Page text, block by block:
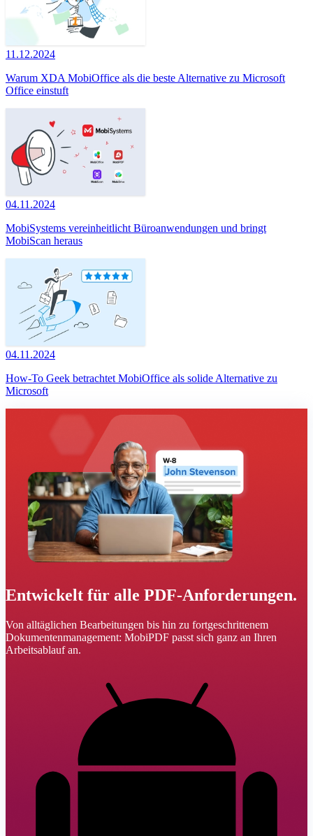
11.12.2024
Warum XDA MobiOffice als die beste Alternative zu Microsoft
Office einstuft
04.11.2024
MobiSystems vereinheitlicht Büroanwendungen und bringt
MobiScan heraus
04.11.2024
How-To Geek betrachtet MobiOffice als solide Alternative zu
Microsoft
Entwickelt für alle PDF-Anforderungen.
Von alltäglichen Bearbeitungen bis hin zu fortgeschrittenem
Dokumentenmanagement: MobiPDF passt sich ganz an Ihren
Arbeitsablauf an.